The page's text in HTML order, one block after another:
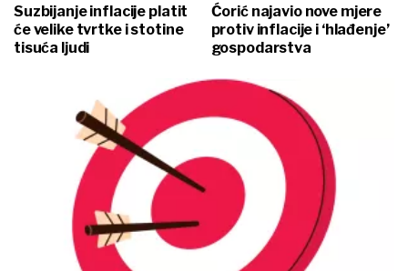
Suzbijanje inflacije platit
će velike tvrtke i stotine
tisuća ljudi
Ćorić najavio nove mjere
protiv inflacije i ‘hlađenje’
gospodarstva